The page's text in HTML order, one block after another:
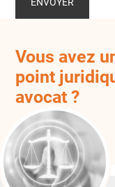
Vous avez
point
avocat ?